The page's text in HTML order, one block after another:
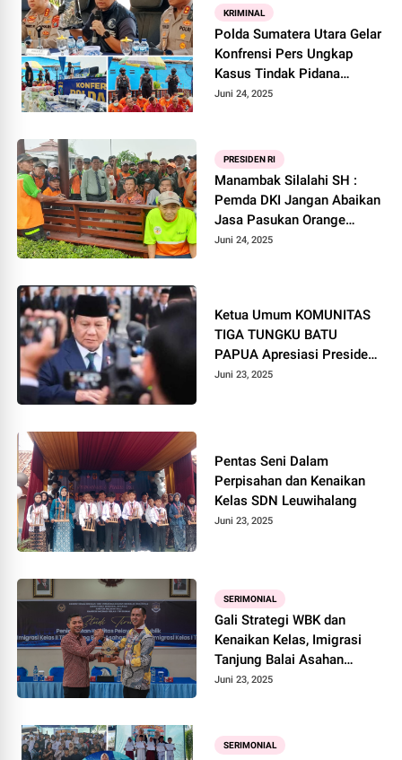
KRIMINAL
Polda Sumatera Utara Gelar
Konfrensi Pers Ungkap
Kasus Tindak Pidana
Narkoba Di Mako Sat Pol
Juni 24, 2025
PRESIDEN RI
Manambak Silalahi SH :
Pemda DKI Jangan Abaikan
Jasa Pasukan Orange
Selama 9 Tahun Mengabdi
Juni 24, 2025
Ketua Umum KOMUNITAS
TIGA TUNGKU BATU
PAPUA Apresiasi Presiden
Prabowo Dan Menllu
Juni 23, 2025
Pentas Seni Dalam
Perpisahan dan Kenaikan
Kelas SDN Leuwihalang
Juni 23, 2025
SERIMONIAL
Gali Strategi WBK dan
Kenaikan Kelas, Imigrasi
Tanjung Balai Asahan
Laksanakan Bench Learning
Juni 23, 2025
SERIMONIAL